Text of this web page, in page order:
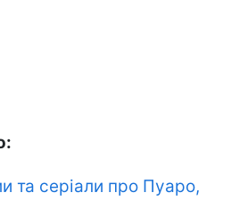
та серіали про Пуаро,